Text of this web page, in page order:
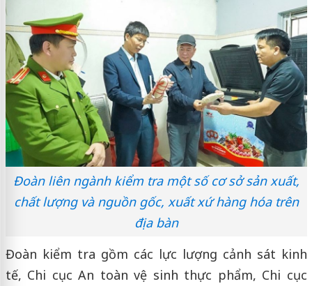
Đoàn liên ngành kiểm tra một số cơ sở sản xuất,
chất lượng và nguồn gốc, xuất xứ hàng hóa trên
địa bàn
Đoàn kiểm tra gồm các lực lượng cảnh sát kinh
tế, Chi cục An toàn vệ sinh thực phẩm, Chi cục